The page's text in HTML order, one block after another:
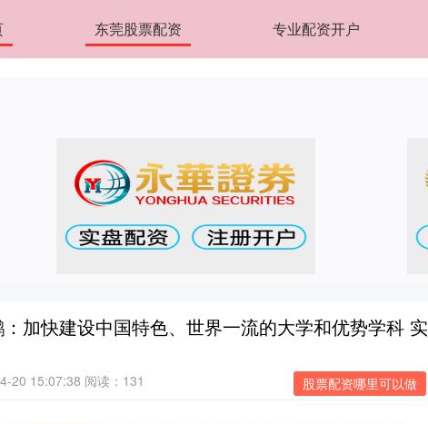
东莞股票配资 专业配资开户
加快建设中国特色、世界一流的大学和优势学科 实
股票配资哪里可以做
20 15:07:38 阅读：131